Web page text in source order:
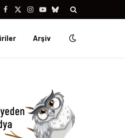
Facebook
X
Instagram
YouTubeBluesky
Arşiv